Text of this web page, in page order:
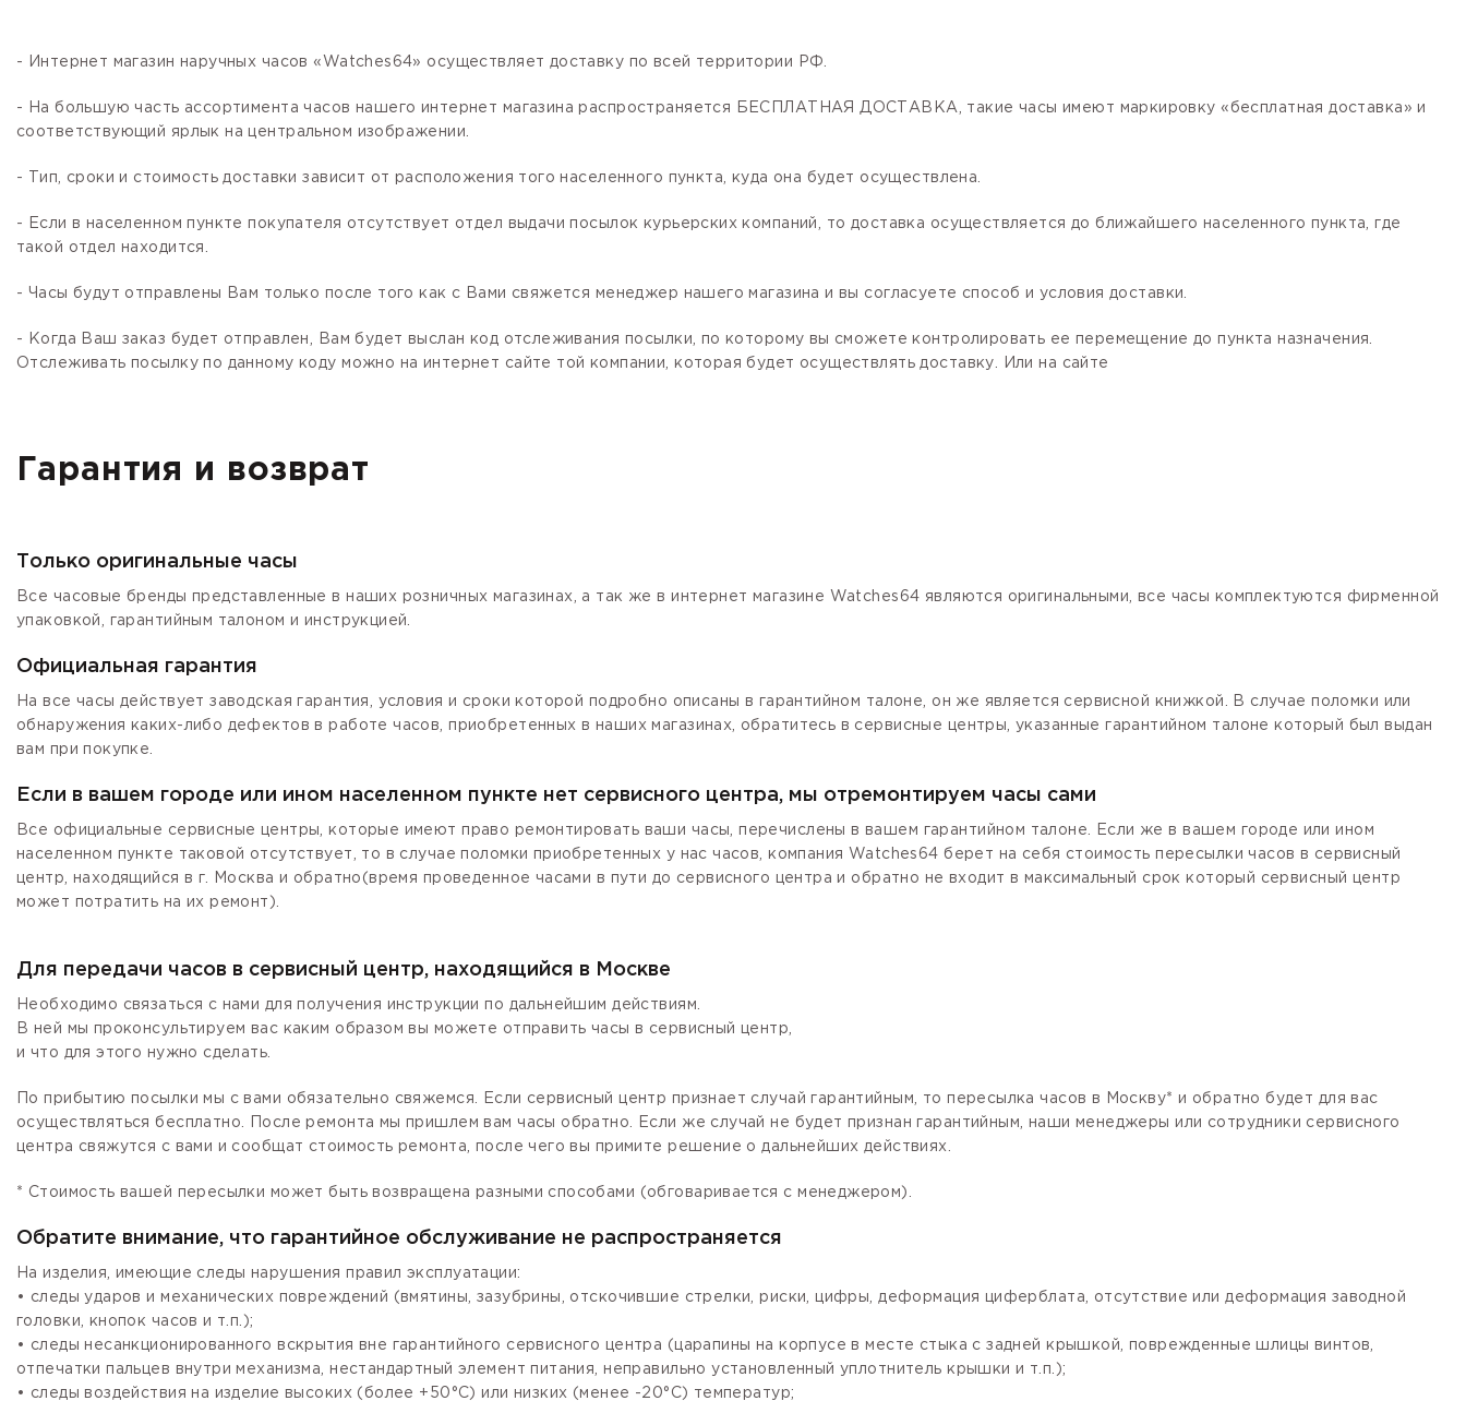
- Интернет магазин наручных часов «Watches64» осуществляет доставку по всей территории РФ.
- На большую часть ассортимента часов нашего интернет магазина распространяется БЕСПЛАТНАЯ ДОСТАВКА, такие часы имеют маркировку «бесплатная доставка» и
соответствующий ярлык на центральном изображении.
- Тип, сроки и стоимость доставки зависит от расположения того населенного пункта, куда она будет осуществлена.
- Если в населенном пункте покупателя отсутствует отдел выдачи посылок курьерских компаний, то доставка осуществляется до ближайшего населенного пункта, где
такой отдел находится.
- Часы будут отправлены Вам только после того как с Вами свяжется менеджер нашего магазина и вы согласуете способ и условия доставки.
- Когда Ваш заказ будет отправлен, Вам будет выслан код отслеживания посылки, по которому вы сможете контролировать ее перемещение до пункта назначения.
Отслеживать посылку по данному коду можно на интернет сайте той компании, которая будет осуществлять доставку. Или на сайте
Гарантия и возврат
Только оригинальные часы
Все часовые бренды представленные в наших розничных магазинах, а так же в интернет магазине Watches64 являются оригинальными, все часы комплектуются фирменной
упаковкой, гарантийным талоном и инструкцией.
Официальная гарантия
На все часы действует заводская гарантия, условия и сроки которой подробно описаны в гарантийном талоне, он же является сервисной книжкой. В случае поломки или
обнаружения каких-либо дефектов в работе часов, приобретенных в наших магазинах, обратитесь в сервисные центры, указанные гарантийном талоне который был выдан
вам при покупке.
Если в вашем городе или ином населенном пункте нет сервисного центра, мы отремонтируем часы сами
Все официальные сервисные центры, которые имеют право ремонтировать ваши часы, перечислены в вашем гарантийном талоне. Если же в вашем городе или ином
населенном пункте таковой отсутствует, то в случае поломки приобретенных у нас часов, компания Watches64 берет на себя стоимость пересылки часов в сервисный
центр, находящийся в г. Москва и обратно(время проведенное часами в пути до сервисного центра и обратно не входит в максимальный срок который сервисный центр
может потратить на их ремонт).
Для передачи часов в сервисный центр, находящийся в Москве
Необходимо связаться с нами для получения инструкции по дальнейшим действиям.
В ней мы проконсультируем вас каким образом вы можете отправить часы в сервисный центр,
и что для этого нужно сделать.
По прибытию посылки мы с вами обязательно свяжемся. Если сервисный центр признает случай гарантийным, то пересылка часов в Москву* и обратно будет для вас
осуществляться бесплатно. После ремонта мы пришлем вам часы обратно. Если же случай не будет признан гарантийным, наши менеджеры или сотрудники сервисного
центра свяжутся с вами и сообщат стоимость ремонта, после чего вы примите решение о дальнейших действиях.
* Стоимость вашей пересылки может быть возвращена разными способами (обговаривается с менеджером).
Обратите внимание, что гарантийное обслуживание не распространяется
На изделия, имеющие следы нарушения правил эксплуатации:
• следы ударов и механических повреждений (вмятины, зазубрины, отскочившие стрелки, риски, цифры, деформация циферблата, отсутствие или деформация заводной
головки, кнопок часов и т.п.);
• следы несанкционированного вскрытия вне гарантийного сервисного центра (царапины на корпусе в месте стыка с задней крышкой, поврежденные шлицы винтов,
отпечатки пальцев внутри механизма, нестандартный элемент питания, неправильно установленный уплотнитель крышки и т.п.);
• следы воздействия на изделие высоких (более +50°С) или низких (менее -20°С) температур;